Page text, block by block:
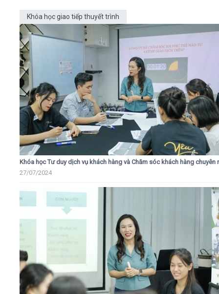
Khóa học giao tiếp thuyết trình
Khóa học Tư duy dịch vụ khách hàng và Chăm sóc khách hàng chuyên
27/07/2024